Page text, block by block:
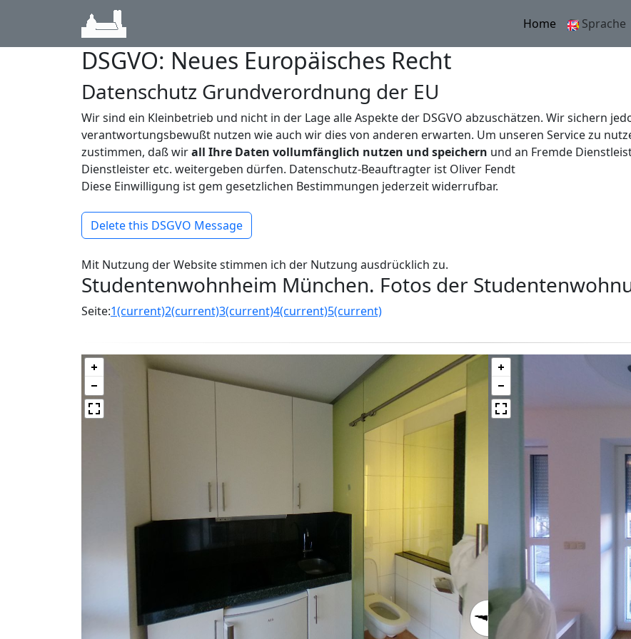
Home Sprache
DSGVO: Neues Europäisches Recht
Datenschutz Grundverordnung der EU
Wir sind ein Kleinbetrieb und nicht in der Lage alle Aspekte der DSGVO abzuschätzen. Wir sichern
verantwortungsbewußt nutzen wie auch wir dies von anderen erwarten. Um unseren Service zu
zustimmen, daß wirall Ihre Daten vollumfänglich nutzen und speichern und an Fremde
Dienstleister etc. weitergeben dürfen. Datenschutz-Beauftragter ist Oliver Fendt
Diese Einwilligung ist gem gesetzlichen Bestimmungen jederzeit widerrufbar.
Delete this DSGVO Message
Mit Nutzung der Website stimmen ich der Nutzung ausdrücklich zu.
Studentenwohnheim München. Fotos der
Seite:1(current)2(current)3(current)4(current)5(current)